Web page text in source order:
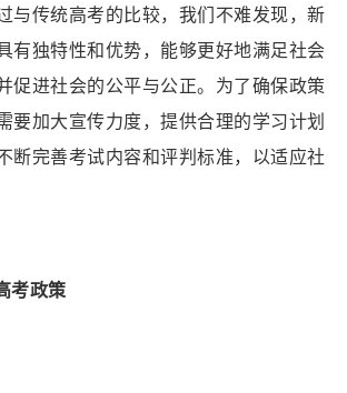
与传统高考的比较，我们不难发现，新
有独特性和优势，能够更好地满足社会
促进社会的公平与公正。为了确保政策
要加大宣传力度，提供合理的学习计划
断完善考试内容和评判标准，以适应社
考政策